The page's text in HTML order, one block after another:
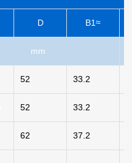
D B1≈
mm
52 33.2
52 33.2
62 37.2